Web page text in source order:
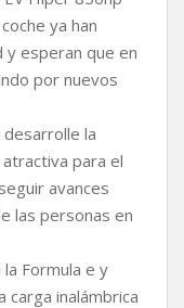
ya han
y esperan que en
por nuevos
la
para el
avances
las personas en
Formula e y
carga inalámbrica